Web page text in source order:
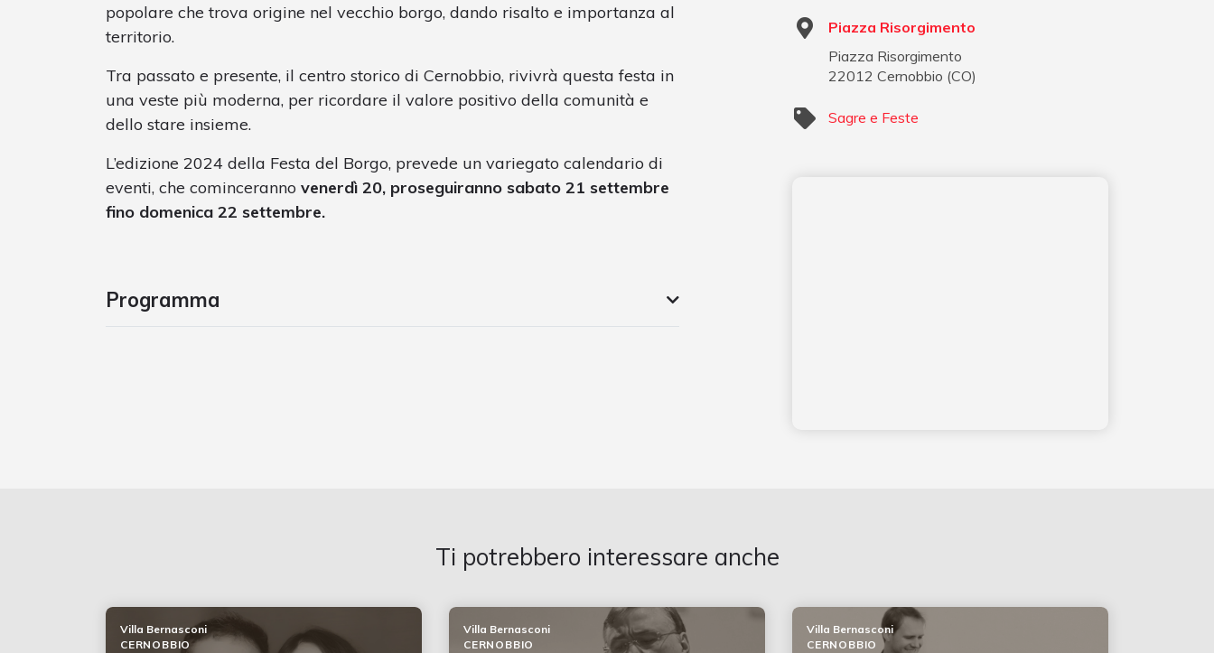
popolare che trova origine nel vecchio borgo, dando risalto e importanza al
territorio.
Tra passato e presente, il centro storico di Cernobbio, rivivrà questa festa in
una veste più moderna, per ricordare il valore positivo della comunità e
dello stare insieme.
L’edizione 2024 della Festa del Borgo, prevede un variegato calendario di
eventi, che cominceranno venerdì 20, proseguiranno sabato 21 settembre
fino domenica 22 settembre.
Programma
Piazza Risorgimento
Piazza Risorgimento
22012 Cernobbio (CO)
Sagre e Feste
Ti potrebbero interessare anche
Villa Bernasconi
CERNOBBIO
Villa Bernasconi
CERNOBBIO
Villa Bernasconi
CERNOBBIO